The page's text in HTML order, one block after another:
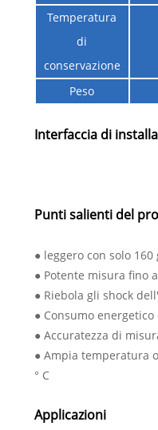
Temperatura
di
conservazione
Peso
Interfaccia di
Punti salienti del
● leggero con solo 160
● Potente misura fino
● Riebola gli shock
● Consumo
● Accuratezza di
● Ampia temperatura
° C
Applicazioni